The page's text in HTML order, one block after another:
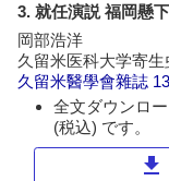
3. 就任演説 福岡懸
岡部浩洋
久留米医科大学寄生
久留米醫學會雜誌
全文ダウンロ
(税込) です。
download